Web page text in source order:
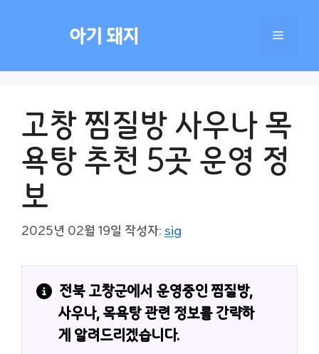
아기 돼지 메
고창 찜질방 사우나 목
욕탕 추천 5곳 운영 정
보
2025년 02월 19일 작성자: sig
전북 고창군에서 운영중인 찜질방,
사우나, 목욕탕 관련 정보를 간략하
게 알려드리겠습니다.